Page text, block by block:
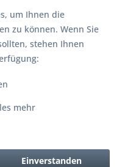
Virza
um Ihnen die
zu können. Wenn Sie
stehen Ihnen
mehr
Einverstanden